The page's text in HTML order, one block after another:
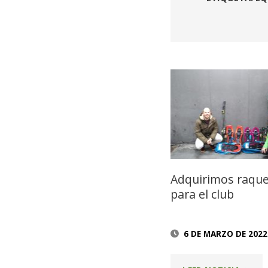
Adquirimos
para el club
6 DE MARZO DE 2022